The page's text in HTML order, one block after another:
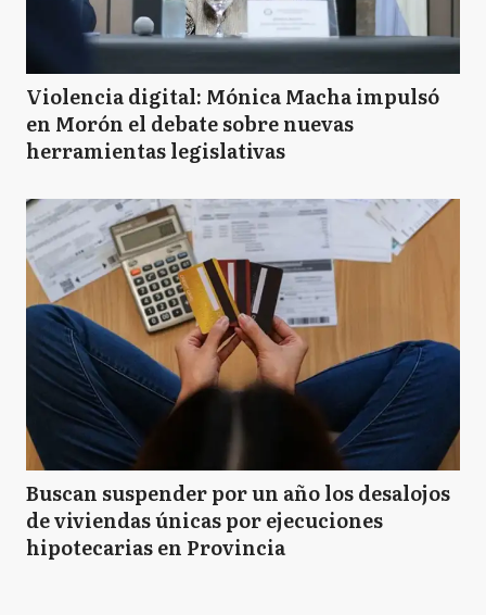
Violencia digital: Mónica Macha impulsó
en Morón el debate sobre nuevas
herramientas legislativas
Buscan suspender por un año los desalojos
de viviendas únicas por ejecuciones
hipotecarias en Provincia